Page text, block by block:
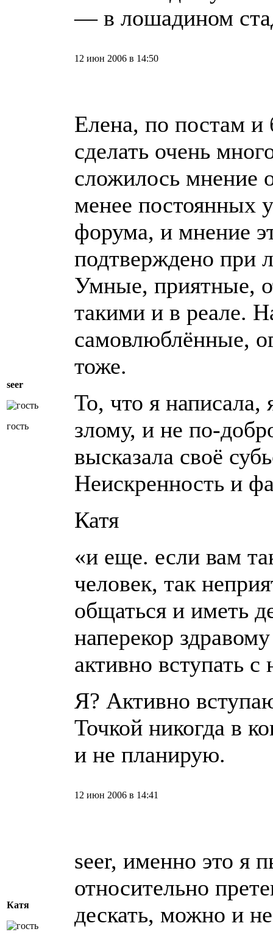
— в лошадином
seer
гость
12 июн 2006 в 14:50
Елена, по постам
сделать очень
сложилось мнение
менее постоянных
форума, и мнение
подтверждено при
Умные, приятные,
такими и в реале.
самовлюблённые,
тоже.
То, что я написала,
злому, и не по-
высказала своё
Неискренность и
Катя
«и еще. если вам
человек, так
общаться и иметь
наперекор
активно вступать с
Я? Активно
Точкой никогда в
и не планирую.
Катя
12 июн 2006 в 14:41
seer, именно это я
относительно
дескать, можно и